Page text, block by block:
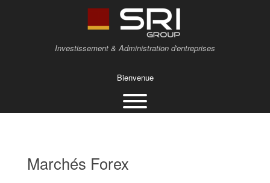
Investissement & Administration d'entreprises
Bienvenue
Marchés Forex